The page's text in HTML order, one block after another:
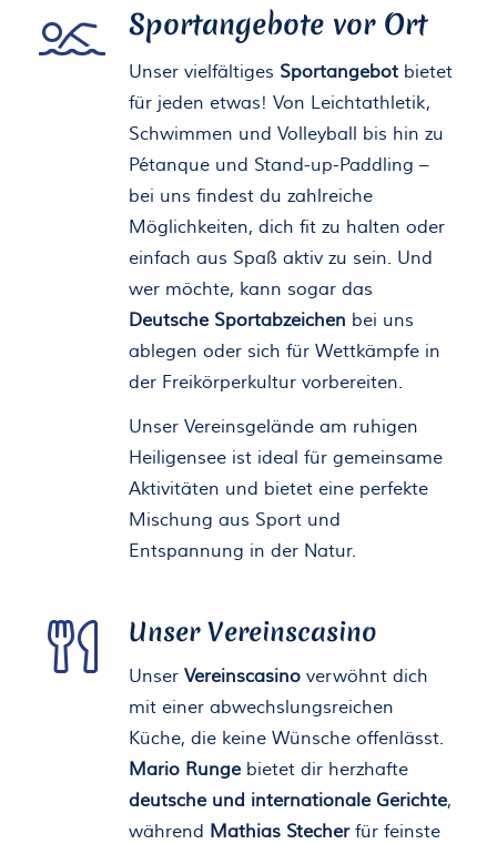
Sportangebote vor Ort
Unser vielfältiges Sportangebot bietet
für jeden etwas! Von Leichtathletik,
Schwimmen und Volleyball bis hin zu
Pétanque und Stand-up-Paddling –
bei uns findest du zahlreiche
Möglichkeiten, dich fit zu halten oder
einfach aus Spaß aktiv zu sein. Und
wer möchte, kann sogar das
Deutsche Sportabzeichen bei uns
ablegen oder sich für Wettkämpfe in
der Freikörperkultur vorbereiten.
Unser Vereinsgelände am ruhigen
Heiligensee ist ideal für gemeinsame
Aktivitäten und bietet eine perfekte
Mischung aus Sport und
Entspannung in der Natur.
Unser Vereinscasino
UnserVereinscasino verwöhnt dich
mit einer abwechslungsreichen
Küche, die keine Wünsche offenlässt.
Mario Runge bietet dir herzhafte
deutsche und internationale Gerichte,
während Mathias Stecherfür feinste